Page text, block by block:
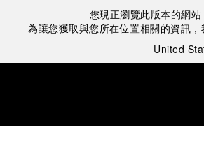
您現正瀏覽此版本的網站
為讓您獲取與您所在位置相關的資訊
United